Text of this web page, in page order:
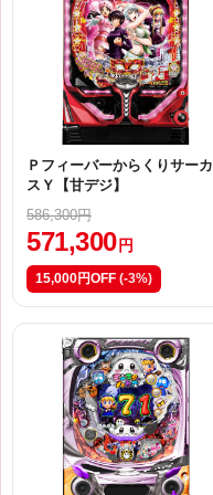
Ｐフィーバーからくりサーカ
スＹ【甘デジ】
586,300円
571,300 円
15,000円OFF (-3%)